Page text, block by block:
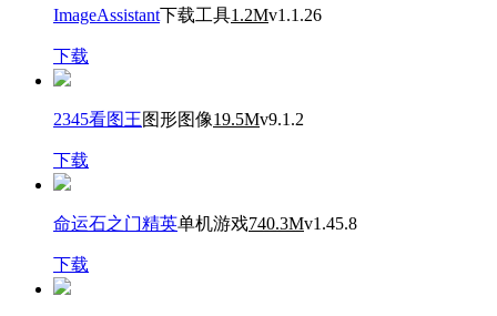
ImageAssistant下载工具1.2Mv1.1.26
下载
2345看图王图形图像19.5Mv9.1.2
下载
命运石之门精英单机游戏740.3Mv1.45.8
下载